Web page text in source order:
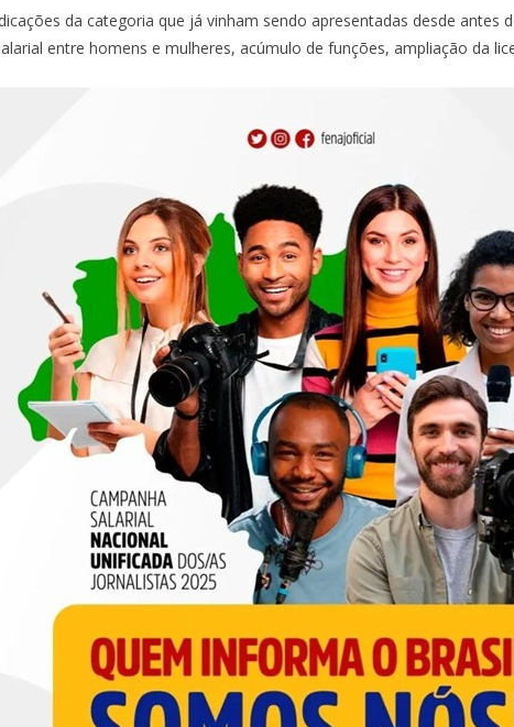
da categoria que já vinham sendo apresentadas desde antes
entre homens e mulheres, acúmulo de funções, ampliação da